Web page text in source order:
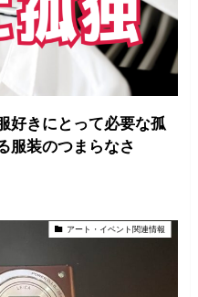
好きにとって必要な孤
服装のつまらなさ
アート・イベント関連情報